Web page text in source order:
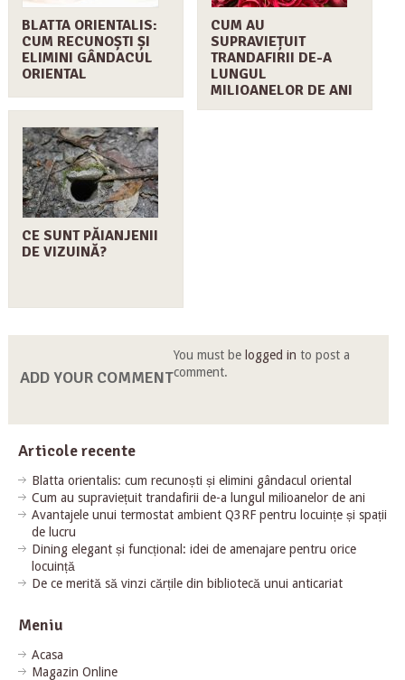
BLATTA ORIENTALIS:
CUM RECUNOȘTI ȘI
ELIMINI GÂNDACUL
ORIENTAL
CUM AU
SUPRAVIEȚUIT
TRANDAFIRII DE-A
LUNGUL
MILIOANELOR DE ANI
CE SUNT PĂIANJENII
DE VIZUINĂ?
ADD YOUR COMMENT
You must be logged in to post a
comment.
Articole recente
Blatta orientalis: cum recunoști și elimini gândacul oriental
Cum au supraviețuit trandafirii de-a lungul milioanelor de ani
Avantajele unui termostat ambient Q3RF pentru locuințe și spații
de lucru
Dining elegant și funcțional: idei de amenajare pentru orice
locuință
De ce merită să vinzi cărțile din bibliotecă unui anticariat
Meniu
Acasa
Magazin Online